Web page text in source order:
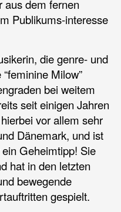
aus dem fernen
Publikums-interesse
die genre- und
Milow”
bei weitem
seit einigen Jahren
vor allem sehr
Dänemark, und ist
Geheimtipp! Sie
hat in den letzten
bewegende
gespielt.